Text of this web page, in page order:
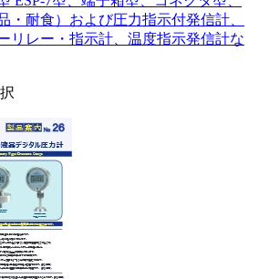
・耐食）および圧力指示付発信計、
リレー・指示計、温度指示発信計な